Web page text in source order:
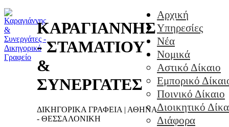
ΚΑΡΑΓΙΑΝΝΗΣ
- ΣΤΑΜΑΤΙΟΥ
&
ΣΥΝΕΡΓΑΤΕΣ
ΔΙΚΗΓΟΡΙΚΑ ΓΡΑΦΕΙΑ | ΑΘΗΝΑ
- ΘΕΣΣΑΛΟΝΙΚΗ
Αρχική
Υπηρεσίες
Νέα
Νομικά
Αστικό Δίκαιο
Εμπορικό
Ποινικό Δίκαιο
Διοικητικό
Διάφορα